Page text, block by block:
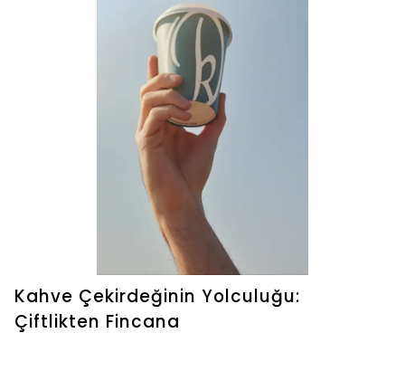
Kahve Çekirdeğinin Yolculuğu:
Çiftlikten Fincana